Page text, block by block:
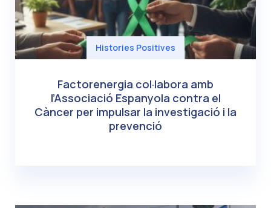
Histories Positives
Factorenergia col·labora amb
l’Associació Espanyola contra el
Càncer per impulsar la investigació i la
prevenció